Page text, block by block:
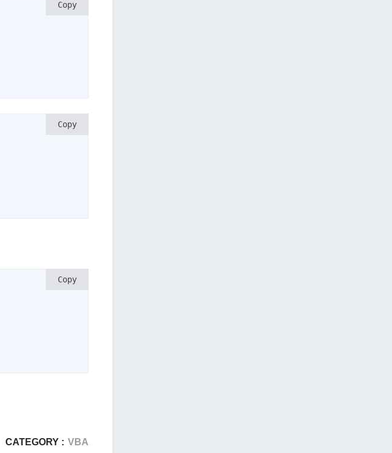
Copy
Copy
Copy
CATEGORY : VBA